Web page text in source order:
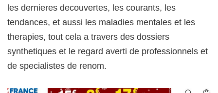
les dernieres decouvertes, les courants, les
tendances, et aussi les maladies mentales et les
therapies, tout cela a travers des dossiers
synthetiques et le regard averti de professionnels et
de specialistes de renom.